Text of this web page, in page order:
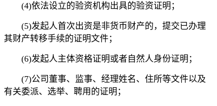
(4)依法设立的验资机构出具的验资证明；
(5)发起人首次出资是非货币财产的，提交已办理
其财产转移手续的证明文件；
(6)发起人主体资格证明或者自然人身份证明；
(7)公司董事、监事、经理姓名、住所等文件以及
有关委派、选举、聘用的证明；